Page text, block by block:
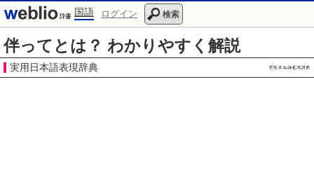
国語 ログイン 検索
伴ってとは？ わかりやすく解説
実用日本語表現辞典